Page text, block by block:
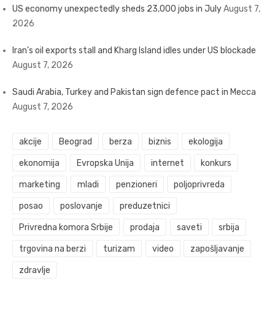
US economy unexpectedly sheds 23,000 jobs in JulyAugust 7,
2026
Iran’s oil exports stall and Kharg Island idles under US blockade
August 7, 2026
Saudi Arabia, Turkey and Pakistan sign defence pact in Mecca
August 7, 2026
akcije Beograd berza biznis ekologija
ekonomija Evropska Unija internet konkurs
marketing mladi penzioneri poljoprivreda
posao poslovanje preduzetnici
Privredna komora Srbije prodaja saveti srbija
trgovina na berzi turizam video zapošljavanje
zdravlje